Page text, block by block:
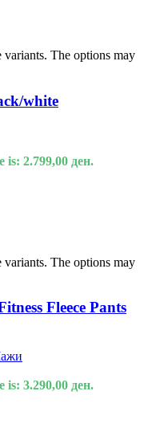
The options may
white
2.799,00 ден.
The options may
Fleece Pants
3.290,00 ден.